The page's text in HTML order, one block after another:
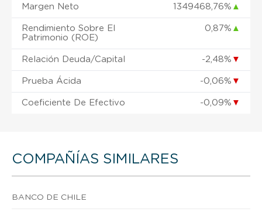
Margen Neto 1349468,76% ▲
Rendimiento Sobre El
Patrimonio (ROE)
0,87% ▲
Relación Deuda/Capital -2,48% ▼
Prueba Ácida -0,06% ▼
Coeficiente De Efectivo -0,09% ▼
COMPAÑÍAS SIMILARES
BANCO DE CHILE